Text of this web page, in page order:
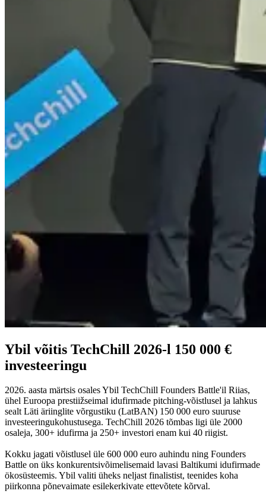
Ybil võitis TechChill 2026-l 150 000 €
investeeringu
2026. aasta märtsis osales Ybil TechChill Founders Battle'il Riias,
ühel Euroopa prestiižseimal idufirmade pitching-võistlusel ja lahkus
sealt Läti äriinglite võrgustiku (LatBAN) 150 000 euro suuruse
investeeringukohustusega. TechChill 2026 tõmbas ligi üle 2000
osaleja, 300+ idufirma ja 250+ investori enam kui 40 riigist.
Kokku jagati võistlusel üle 600 000 euro auhindu ning Founders
Battle on üks konkurentsivõimelisemaid lavasi Baltikumi idufirmade
ökosüsteemis. Ybil valiti üheks neljast finalistist, teenides koha
piirkonna põnevaimate esilekerkivate ettevõtete kõrval.